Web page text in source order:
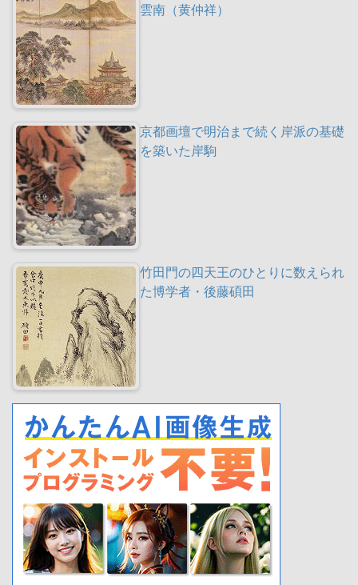
雲南（黄仲祥）
京都画壇で明治まで続く岸派の基礎
を築いた岸駒
竹田門の四天王のひとりに数えられ
た博学者・後藤碩田